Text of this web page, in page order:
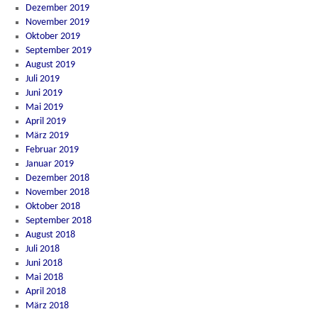
Dezember 2019
November 2019
Oktober 2019
September 2019
August 2019
Juli 2019
Juni 2019
Mai 2019
April 2019
März 2019
Februar 2019
Januar 2019
Dezember 2018
November 2018
Oktober 2018
September 2018
August 2018
Juli 2018
Juni 2018
Mai 2018
April 2018
März 2018